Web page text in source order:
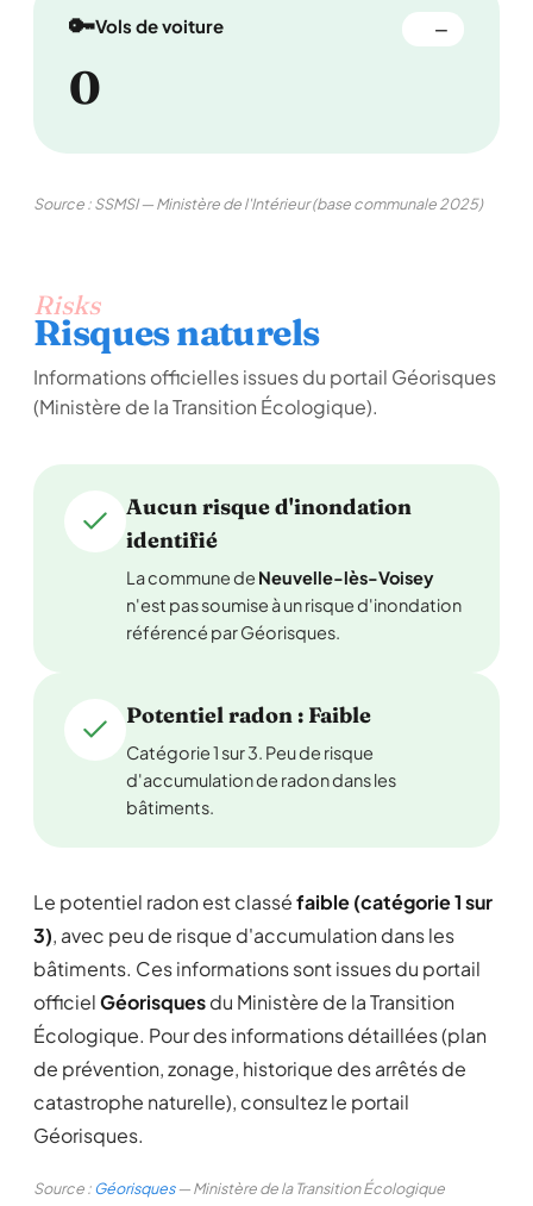
🔑Vols de voiture —
0
Source : SSMSI — Ministère de l'Intérieur (base communale 2025)
Risks
Risques naturels
Informations officielles issues du portail Géorisques
(Ministère de la Transition Écologique).
Aucun risque d'inondation
identifié
La commune de Neuvelle-lès-Voisey
n'est pas soumise à un risque d'inondation
référencé par Géorisques.
Potentiel radon : Faible
Catégorie 1 sur 3. Peu de risque
d'accumulation de radon dans les
bâtiments.
Le potentiel radon est classéfaible (catégorie 1 sur
3), avec peu de risque d'accumulation dans les
bâtiments. Ces informations sont issues du portail
officielGéorisquesdu Ministère de la Transition
Écologique. Pour des informations détaillées (plan
de prévention, zonage, historique des arrêtés de
catastrophe naturelle), consultez le portail
Géorisques.
Source :Géorisques— Ministère de la Transition Écologique